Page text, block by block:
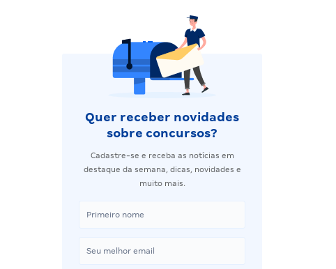
Quer receber novidades
sobre concursos?
Cadastre-se e receba as notícias em
destaque da semana, dicas, novidades e
muito mais.